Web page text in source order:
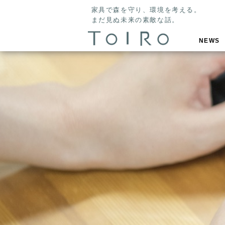
家具で森を守り、環境を考える。
まだ見ぬ未来の素敵な話。
NEWS